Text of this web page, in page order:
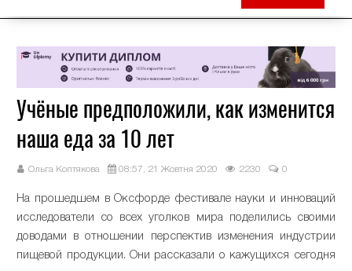
Учёные предположили, как изменится
наша еда за 10 лет
Ольга Коптякова 08:57, 21 Жовтня 2020 2230 0
На прошедшем в Оксфорде фестивале науки и инноваций
исследователи со всех уголков мира поделились своими
доводами в отношении перспектив изменения индустрии
пищевой продукции. Они рассказали о кажущихся сегодня